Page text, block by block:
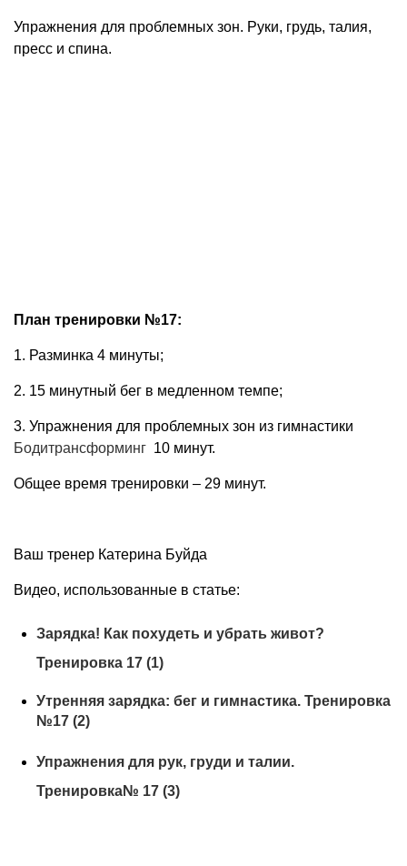
Упражнения для проблемных зон. Руки, грудь, талия,
пресс и спина.
План тренировки №17:
1. Разминка 4 минуты;
2. 15 минутный бег в медленном темпе;
3. Упражнения для проблемных зон из гимнастики
Бодитрансформинг 10 минут.
Общее время тренировки – 29 минут.
Ваш тренер Катерина Буйда
Видео, использованные в статье:
Зарядка! Как похудеть и убрать живот?
Тренировка 17 (1)
Утренняя зарядка: бег и гимнастика. Тренировка
№17 (2)
Упражнения для рук, груди и талии.
Тренировка№ 17 (3)